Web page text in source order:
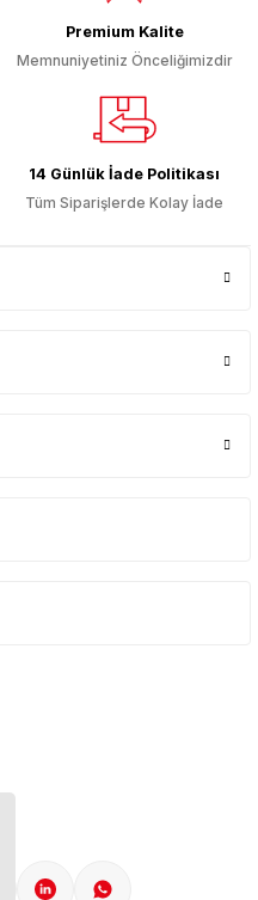
Premium Kalite
Memnuniyetiniz Önceliğimizdir
14 Günlük İade Politikası
Tüm Siparişlerde Kolay İade